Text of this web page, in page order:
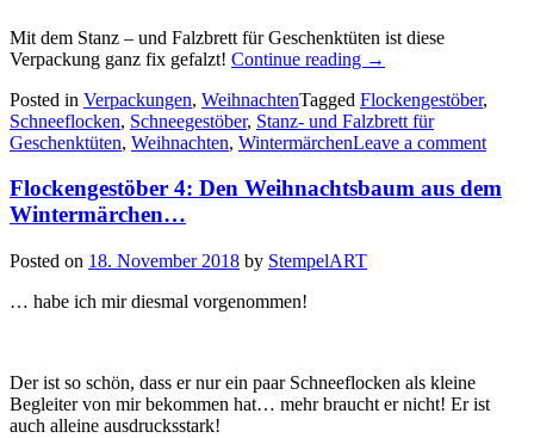
Mit dem Stanz – und Falzbrett für Geschenktüten ist diese
Verpackung ganz fix gefalzt! Continue reading „Geschenktüten
dem
Flockengestöber…“
→
Posted in Verpackungen, WeihnachtenTagged Flockengestöber,
Schneeflocken, Schneegestöber, Stanz- und Falzbrett für
Geschenktüten, Weihnachten, WintermärchenLeave a comment
Flockengestöber 4: Den Weihnachtsbaum aus dem
Wintermärchen…
Posted on 18. November 2018 by StempelART
… habe ich mir diesmal vorgenommen!
Der ist so schön, dass er nur ein paar Schneeflocken als kleine
Begleiter von mir bekommen hat… mehr braucht er nicht! Er ist
auch alleine ausdrucksstark!